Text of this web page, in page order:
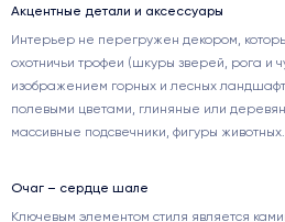
Акцентные детали и аксессуары
Интерьер не перегружен декором,
охотничьи трофеи (шкуры зверей, рога и
изображением горных и лесных
полевыми цветами, глиняные или
массивные подсвечники, фигуры животных.
Очаг – сердце шале
Ключевым элементом стиля является